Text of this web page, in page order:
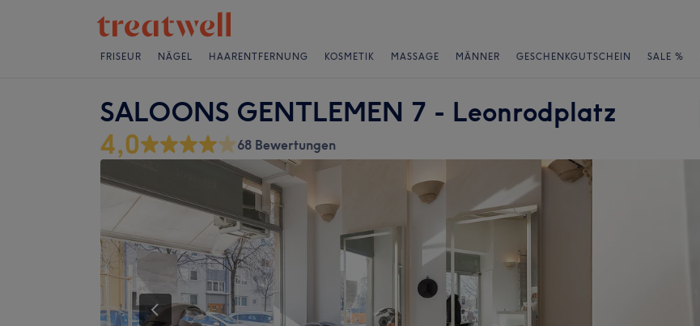
FRISEUR NÄGEL HAARENTFERNUNG KOSMETIK MASSAGE MÄNNER GESCHENKGUTSCHEIN SALE %
SALOONS GENTLEMEN 7 - Leonrodplatz
4,0 68 Bewertungen